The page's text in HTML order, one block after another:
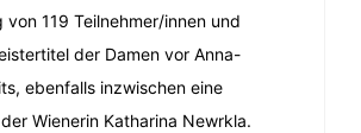
von 119 Teilnehmer/innen und
der Damen vor Anna-
ebenfalls inzwischen eine
der Wienerin Katharina Newrkla.